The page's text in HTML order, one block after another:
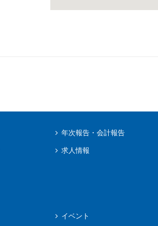
年次報告・会計報告
求人情報
イベント